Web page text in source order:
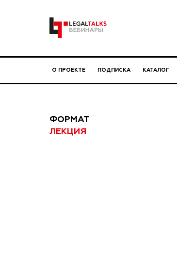
О ПРОЕКТЕ ПОДПИСКА КАТАЛОГ
ФОРМАТ
ЛЕКЦИЯ